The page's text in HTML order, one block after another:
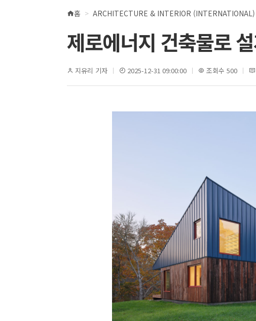
현
위
치
홈 ARCHITECTURE & INTERIOR (INTERNATIONAL)
제로에너지 건축물로
지유리 기자 2025-12-31 09:00:00 조회수 500